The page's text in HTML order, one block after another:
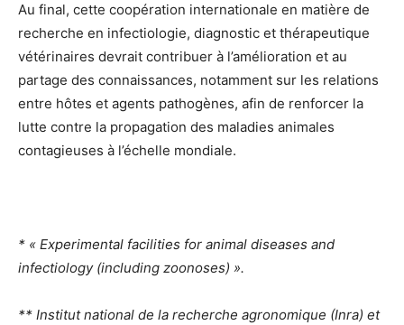
Au final, cette coopération internationale en matière de
recherche en infectiologie, diagnostic et thérapeutique
vétérinaires devrait contribuer à l’amélioration et au
partage des connaissances, notamment sur les relations
entre hôtes et agents pathogènes, afin de renforcer la
lutte contre la propagation des maladies animales
contagieuses à l’échelle mondiale.
* « Experimental facilities for animal diseases and
infectiology (including zoonoses) ».
** Institut national de la recherche agronomique (Inra) et